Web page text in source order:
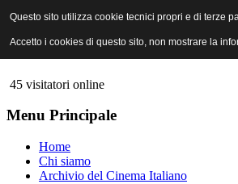
ANICA | Associazione Nazionale Industrie
45 visitatori online
Menu Principale
Home
Chi siamo
Archivio del Cinema Italiano
Questo sito utilizza cookie tecnici propri e di terze
Accetto i cookies di questo sito, non mostrare la
Questo sito utilizza cookie tecnici propri e di terze
Accetto i cookies di questo sito, non mostrare la